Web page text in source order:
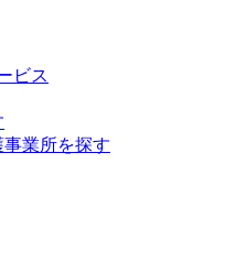
ビス
業所を探す